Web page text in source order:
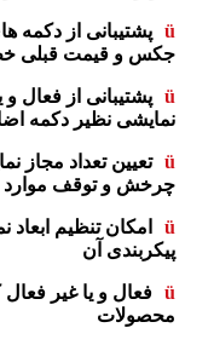
ü پشتیبانی از دکمه
جکس و قیمت قبلی
ü پشتیبانی از فعال
نمایشی نظیر دکمه
ü تعیین تعداد مجاز
چرخش و توقف موارد
ü
امکان تنظیم
پیکربندی آن
ü فعال و یا غیر
محصولات